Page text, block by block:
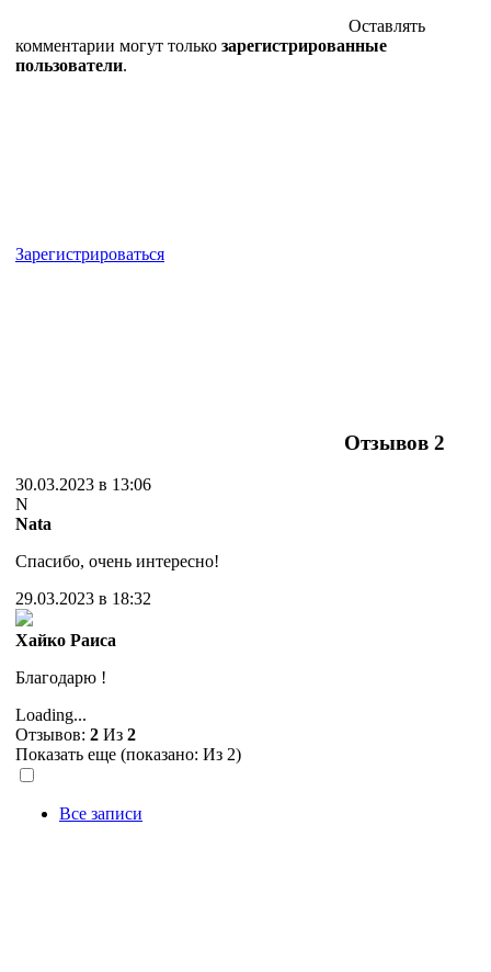
Оставлять
комментарии могут только зарегистрированные
пользователи.
Зарегистрироваться
Отзывов 2
30.03.2023 в 13:06
N
Nata
Спасибо, очень интересно!
29.03.2023 в 18:32
Хайко Раиса
Благодарю !
Loading...
Отзывов: 2 Из 2
Показать еще (показано: Из 2)
Все записи